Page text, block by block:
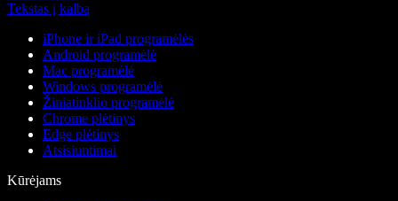
Tekstas į kalbą
iPhone ir iPad programėlės
Android programėlė
Mac programėlė
Windows programėlė
Žiniatinklio programėlė
Chrome plėtinys
Edge plėtinys
Atsisiuntimai
Kūrėjams